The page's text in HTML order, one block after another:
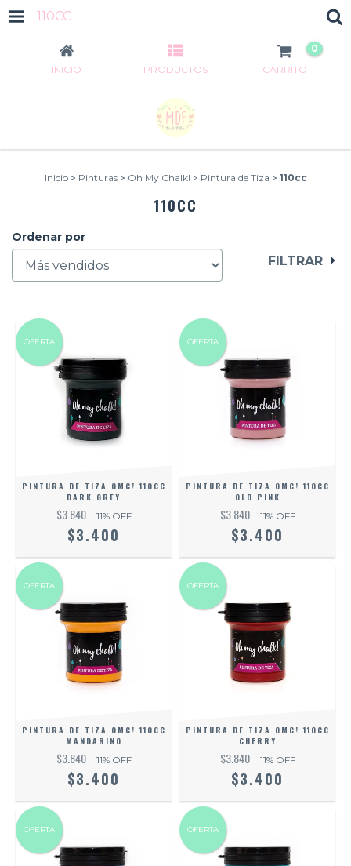
110CC
INICIO PRODUCTOS CARRITO
0
Inicio > Pinturas > Oh My Chalk! > Pintura de Tiza > 110cc
110CC
Ordenar por
FILTRAR
OFERTA
PINTURA DE TIZA OMC! 110CC
DARK GREY
$3.840 11% OFF
$3.400
OFERTA
PINTURA DE TIZA OMC! 110CC
OLD PINK
$3.840 11% OFF
$3.400
OFERTA
PINTURA DE TIZA OMC! 110CC
MANDARINO
$3.840 11% OFF
$3.400
OFERTA
PINTURA DE TIZA OMC! 110CC
CHERRY
$3.840 11% OFF
$3.400
OFERTA OFERTA